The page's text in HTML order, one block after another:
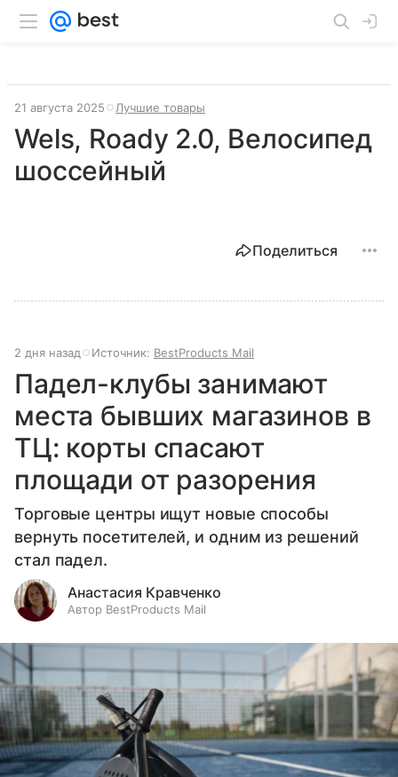
21 августа 2025 Лучшие товары
Wels, Roady 2.0, Велосипед
шоссейный
Поделиться
2 дня назад Источник: BestProducts Mail
Падел-клубы занимают
места бывших магазинов в
ТЦ: корты спасают
площади от разорения
Торговые центры ищут новые способы
вернуть посетителей, и одним из решений
стал падел.
Анастасия Кравченко
Автор BestProducts Mail